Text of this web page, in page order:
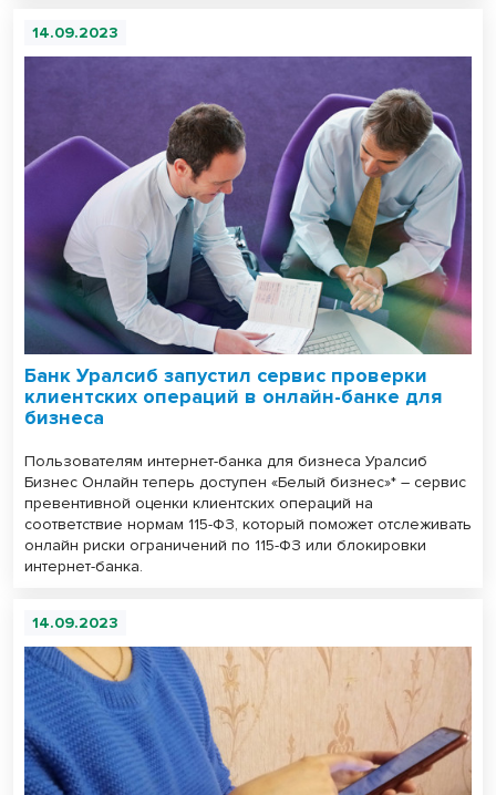
14.09.2023
Банк Уралсиб запустил сервис проверки
клиентских операций в онлайн-банке для
бизнеса
Пользователям интернет-банка для бизнеса Уралсиб
Бизнес Онлайн теперь доступен «Белый бизнес»* – сервис
превентивной оценки клиентских операций на
соответствие нормам 115-ФЗ, который поможет отслеживать
онлайн риски ограничений по 115-ФЗ или блокировки
интернет-банка.
14.09.2023